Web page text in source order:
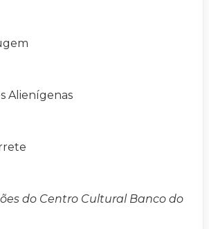
Alienígenas
do Centro Cultural Banco do